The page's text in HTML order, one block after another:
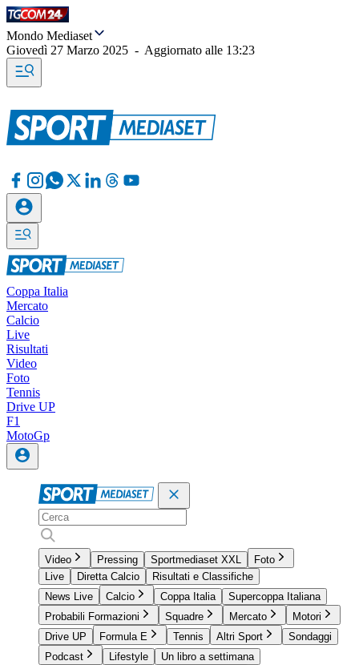
Mondo Mediaset
Giovedì 27 Marzo 2025 - Aggiornato alle 13:23
Coppa Italia
Mercato
Calcio
Live
Risultati
Video
Foto
Tennis
Drive UP
F1
MotoGp
Video Pressing Sportmediaset XXL
Foto
Live
Diretta Calcio
Risultati e Classifiche
News Live
Calcio Coppa Italia
Supercoppa Italiana
Probabili Formazioni
Squadre Mercato
Motori
Drive UP
Formula E Tennis Altri Sport
Sondaggi
Podcast
Lifestyle
Un libro a settimana